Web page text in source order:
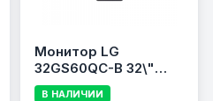
Монитор LG
32GS60QC-B 32\"
CURVED
В НАЛИЧИИ